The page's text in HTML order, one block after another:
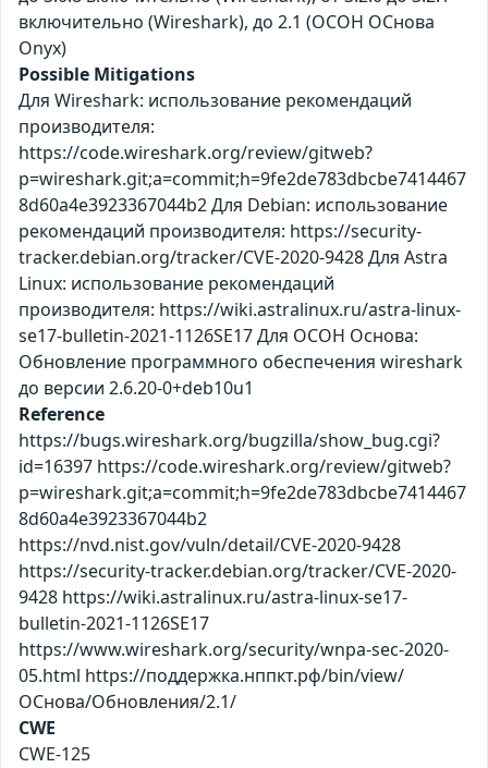
включительно (Wireshark), до 2.1 (ОСОН ОСнова
Оnyx)
Possible Mitigations
Для Wireshark: использование рекомендаций
производителя:
https://code.wireshark.org/review/gitweb?
p=wireshark.git;a=commit;h=9fe2de783dbcbe7414467
8d60a4e3923367044b2 Для Debian: использование
рекомендаций производителя: https://security-
tracker.debian.org/tracker/CVE-2020-9428 Для Astra
Linux: использование рекомендаций
производителя: https://wiki.astralinux.ru/astra-linux-
se17-bulletin-2021-1126SE17 Для ОСОН Основа:
Обновление программного обеспечения wireshark
до версии 2.6.20-0+deb10u1
Reference
https://bugs.wireshark.org/bugzilla/show_bug.cgi?
id=16397 https://code.wireshark.org/review/gitweb?
p=wireshark.git;a=commit;h=9fe2de783dbcbe7414467
8d60a4e3923367044b2
https://nvd.nist.gov/vuln/detail/CVE-2020-9428
https://security-tracker.debian.org/tracker/CVE-2020-
9428 https://wiki.astralinux.ru/astra-linux-se17-
bulletin-2021-1126SE17
https://www.wireshark.org/security/wnpa-sec-2020-
05.html https://поддержка.нппкт.рф/bin/view/
ОСнова/Обновления/2.1/
CWE
CWE-125